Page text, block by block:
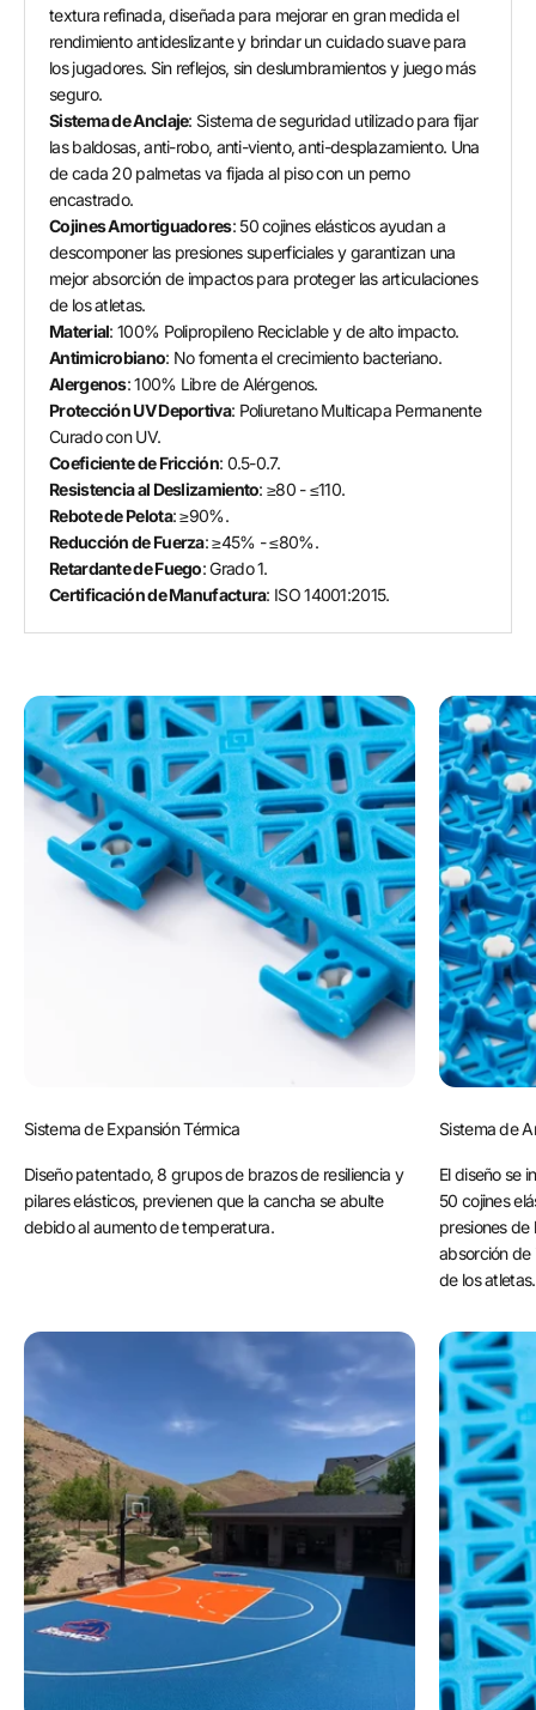
textura refinada, diseñada para mejorar en gran medida el
rendimiento antideslizante y brindar un cuidado suave para
los jugadores. Sin reflejos, sin deslumbramientos y juego más
seguro.
Sistema de Anclaje: Sistema de seguridad utilizado para fijar
las baldosas, anti-robo, anti-viento, anti-desplazamiento. Una
de cada 20 palmetas va fijada al piso con un perno
encastrado.
Cojines Amortiguadores: 50 cojines elásticos ayudan a
descomponer las presiones superficiales y garantizan una
mejor absorción de impactos para proteger las articulaciones
de los atletas.
Material: 100% Polipropileno Reciclable y de alto impacto.
Antimicrobiano: No fomenta el crecimiento bacteriano.
Alergenos: 100% Libre de Alérgenos.
Protección UV Deportiva: Poliuretano Multicapa Permanente
Curado con UV.
Coeficiente de Fricción: 0.5-0.7.
Resistencia al Deslizamiento: ≥80 - ≤110.
Rebote de Pelota: ≥90%.
Reducción de Fuerza: ≥45% - ≤80%.
Retardante de Fuego: Grado 1.
Certificación de Manufactura: ISO 14001:2015.
Sistema de Expansión Térmica
Diseño patentado, 8 grupos de brazos de resiliencia y
pilares elásticos, previenen que la cancha se abulte
debido al aumento de temperatura.
Sistema de
El diseño se
50 cojines
presiones de
absorción de
de los atletas.